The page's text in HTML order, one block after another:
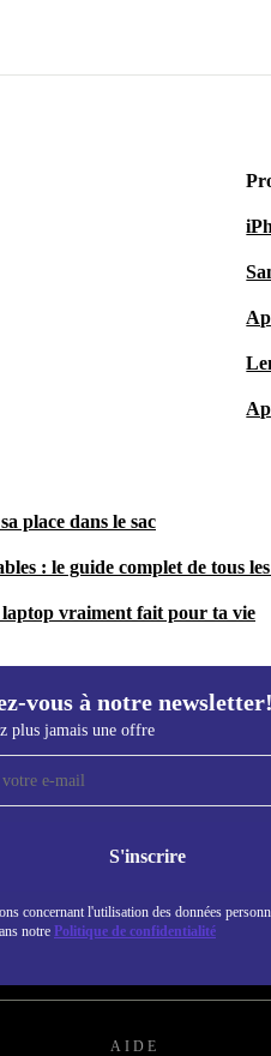
place dans le sac
: le guide complet de tous
vraiment fait pour ta vie
vous à notre newsletter!
plus jamais une offre
S'inscrire
concernant l'utilisation des données
notre Politique de confidentialité
de
offre.
Retrouvez les
NEW.
AIDE